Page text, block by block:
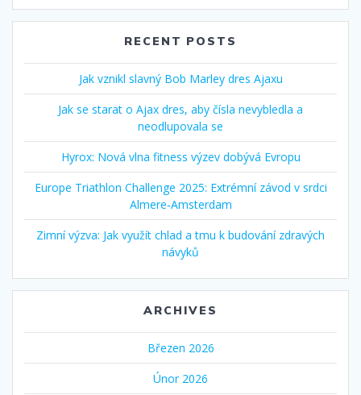
RECENT POSTS
Jak vznikl slavný Bob Marley dres Ajaxu
Jak se starat o Ajax dres, aby čísla nevybledla a
neodlupovala se
Hyrox: Nová vlna fitness výzev dobývá Evropu
Europe Triathlon Challenge 2025: Extrémní závod v srdci
Almere‑Amsterdam
Zimní výzva: Jak využít chlad a tmu k budování zdravých
návyků
ARCHIVES
Březen 2026
Únor 2026